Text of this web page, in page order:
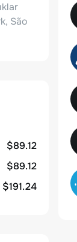
São
$89.12
$89.12